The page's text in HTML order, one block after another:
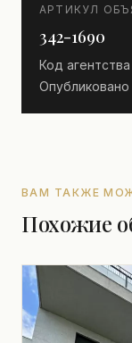
АРТИКУЛ
342-1690
Код агентства
Опубликовано
ВАМ ТАКЖЕ
Похожие